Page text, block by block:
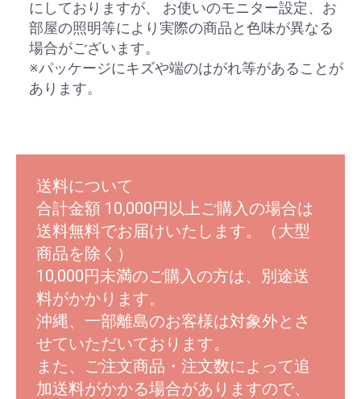
にしておりますが、 お使いのモニター設定、お
部屋の照明等により実際の商品と色味が異なる
場合がございます。
※パッケージにキズや端のはがれ等があることが
あります。
送料について
合計金額 10,000円以上ご購入の場合は
送料無料でお届けいたします。（大型
商品を除く）
10,000円未満のご購入の方は、別途送
料がかかります。
沖縄、一部離島のお客様は対象外とさ
せていただいております。
また、ご注文商品・注文数によって追
加送料がかかる場合がありますので、